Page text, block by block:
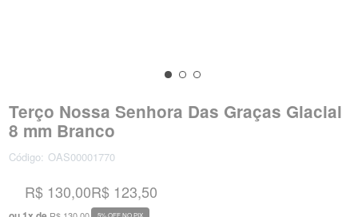
Terço Nossa Senhora Das Graças Glacial
8 mm Branco
Código: OAS00001770
R$ 130,00R$ 123,50
5% OFF NO PIX